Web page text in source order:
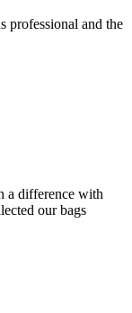
professional and the
a difference with
our bags